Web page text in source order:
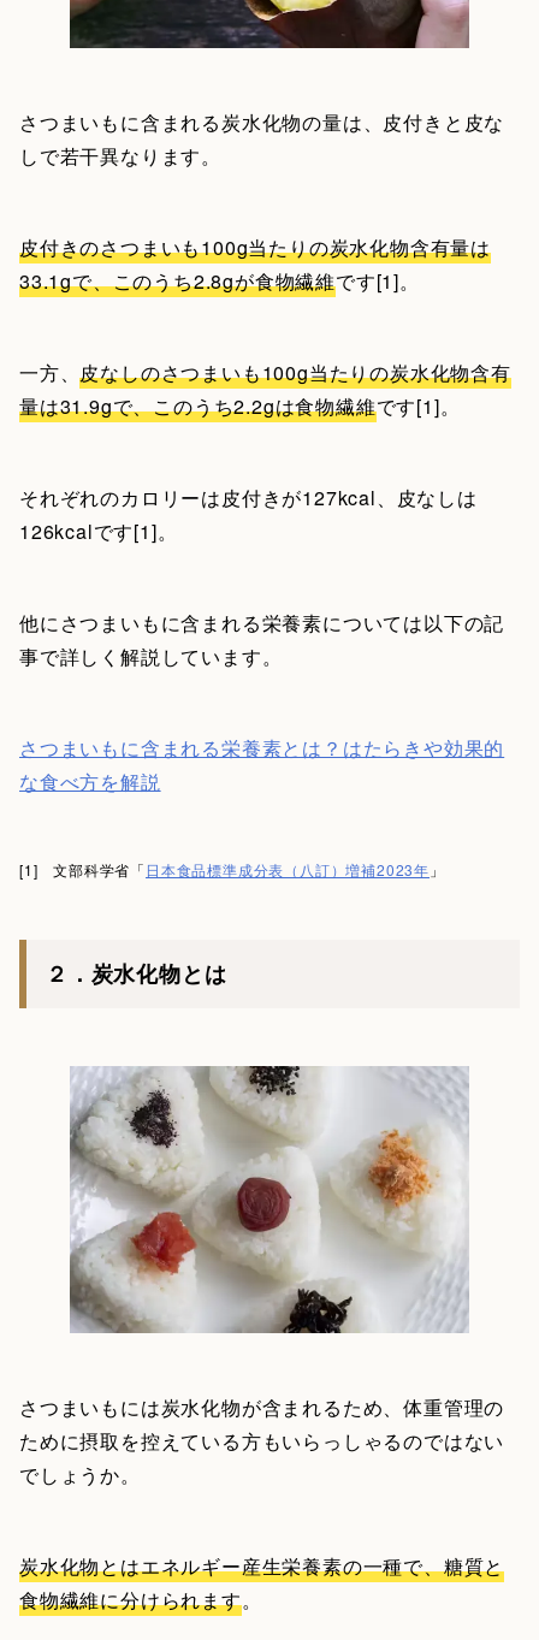
さつまいもに含まれる炭水化物の量は、皮付きと皮な
しで若干異なります。
皮付きのさつまいも100g当たりの炭水化物含有量は
33.1gで、このうち2.8gが食物繊維です[1]。
一方、皮なしのさつまいも100g当たりの炭水化物含有
量は31.9gで、このうち2.2gは食物繊維です[1]。
それぞれのカロリーは皮付きが127kcal、皮なしは
126kcalです[1]。
他にさつまいもに含まれる栄養素については以下の記
事で詳しく解説しています。
さつまいもに含まれる栄養素とは？はたらきや効果的
な食べ方を解説
[1] 文部科学省「 日本食品標準成分表（八訂）増補2023年 」
２．炭水化物とは
さつまいもには炭水化物が含まれるため、体重管理の
ために摂取を控えている方もいらっしゃるのではない
でしょうか。
炭水化物とはエネルギー産生栄養素の一種で、糖質と
食物繊維に分けられます。